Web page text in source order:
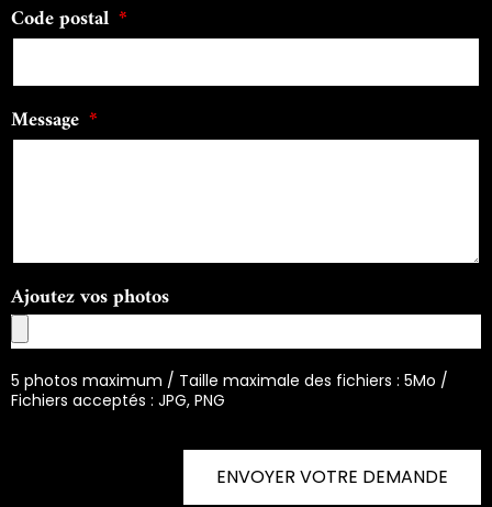
Code postal
Message
Ajoutez vos photos
5 photos maximum / Taille maximale des fichiers : 5Mo /
Fichiers acceptés : JPG, PNG
ENVOYER VOTRE DEMANDE